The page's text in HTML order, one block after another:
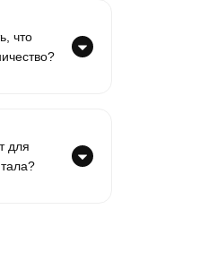
что
для